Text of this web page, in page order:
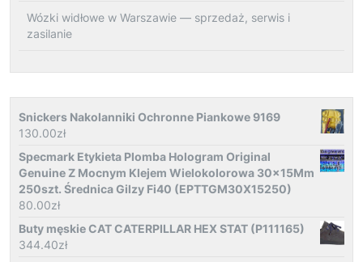
Wózki widłowe w Warszawie — sprzedaż, serwis i
zasilanie
Snickers Nakolanniki Ochronne Piankowe 9169
130.00zł
Specmark Etykieta Plomba Hologram Original
Genuine Z Mocnym Klejem Wielokolorowa 30x15Mm
250szt. Średnica Gilzy Fi40 (EPTTGM30X15250)
80.00zł
Buty męskie CAT CATERPILLAR HEX STAT (P111165)
344.40zł